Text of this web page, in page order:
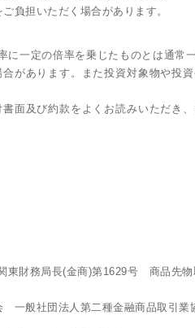
負担いただく場合があります。
一定の倍率を乗じたものとは通常
があります。また投資対象物や投
面及び約款をよくお読みいただき
財務局長(金商)第1629号 商品先物
般社団法人第二種金融商品取引業